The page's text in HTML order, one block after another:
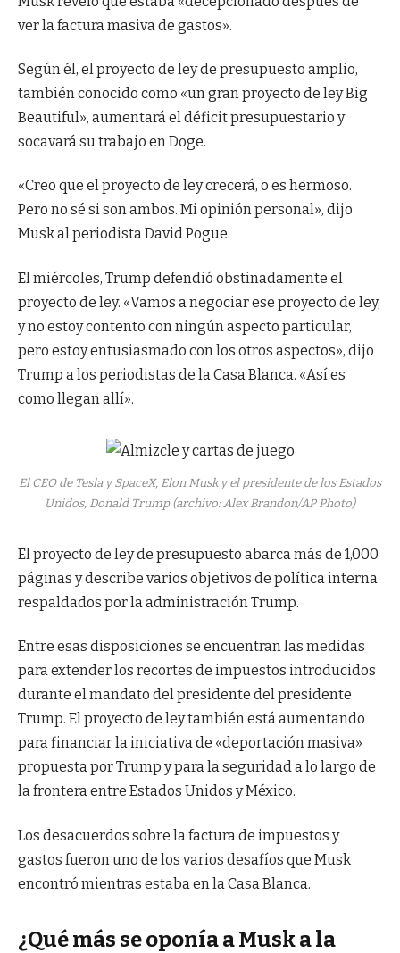
ver la factura masiva de gastos».
Según él, el proyecto de ley de presupuesto amplio,
también conocido como «un gran proyecto de ley Big
Beautiful», aumentará el déficit presupuestario y
socavará su trabajo en Doge.
«Creo que el proyecto de ley crecerá, o es hermoso.
Pero no sé si son ambos. Mi opinión personal», dijo
Musk al periodista David Pogue.
El miércoles, Trump defendió obstinadamente el
proyecto de ley. «Vamos a negociar ese proyecto de ley,
y no estoy contento con ningún aspecto particular,
pero estoy entusiasmado con los otros aspectos», dijo
Trump a los periodistas de la Casa Blanca. «Así es
como llegan allí».
El CEO de Tesla y SpaceX, Elon Musk y el presidente de los Estados
Unidos, Donald Trump (archivo: Alex Brandon/AP Photo)
El proyecto de ley de presupuesto abarca más de 1,000
páginas y describe varios objetivos de política interna
respaldados por la administración Trump.
Entre esas disposiciones se encuentran las medidas
para extender los recortes de impuestos introducidos
durante el mandato del presidente del presidente
Trump. El proyecto de ley también está aumentando
para financiar la iniciativa de «deportación masiva»
propuesta por Trump y para la seguridad a lo largo de
la frontera entre Estados Unidos y México.
Los desacuerdos sobre la factura de impuestos y
gastos fueron uno de los varios desafíos que Musk
encontró mientras estaba en la Casa Blanca.
¿Qué más se oponía a Musk a la